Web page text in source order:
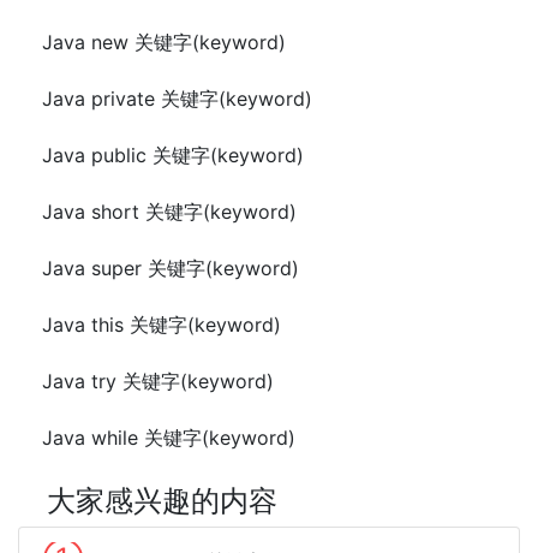
Java new 关键字(keyword)
Java private 关键字(keyword)
Java public 关键字(keyword)
Java short 关键字(keyword)
Java super 关键字(keyword)
Java this 关键字(keyword)
Java try 关键字(keyword)
Java while 关键字(keyword)
大家感兴趣的内容